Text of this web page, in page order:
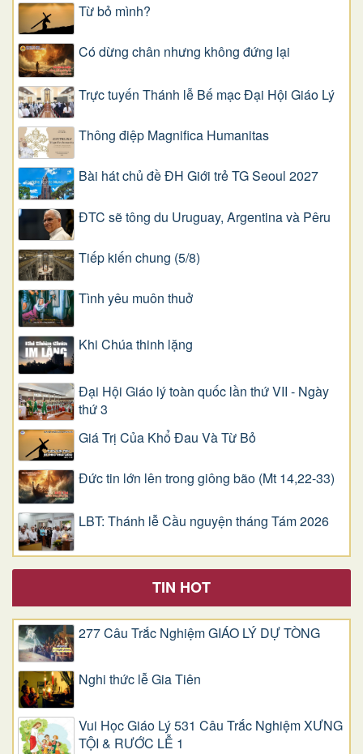
Từ bỏ mình?
Có dừng chân nhưng không đứng lại
Trực tuyến Thánh lễ Bế mạc Đại Hội Giáo Lý
Thông điệp Magnifica Humanitas
Bài hát chủ đề ĐH Giới trẻ TG Seoul 2027
ĐTC sẽ tông du Uruguay, Argentina và Pêru
Tiếp kiến chung (5/8)
Tình yêu muôn thuở
Khi Chúa thinh lặng
Đại Hội Giáo lý toàn quốc lần thứ VII - Ngày
thứ 3
Giá Trị Của Khổ Ðau Và Từ Bỏ
Đức tin lớn lên trong giông bão (Mt 14,22-33)
LBT: Thánh lễ Cầu nguyện tháng Tám 2026
TIN HOT
277 Câu Trắc Nghiệm GIÁO LÝ DỰ TÒNG
Nghi thức lễ Gia Tiên
Vui Học Giáo Lý 531 Câu Trắc Nghiệm XƯNG
TỘI & RƯỚC LỄ 1